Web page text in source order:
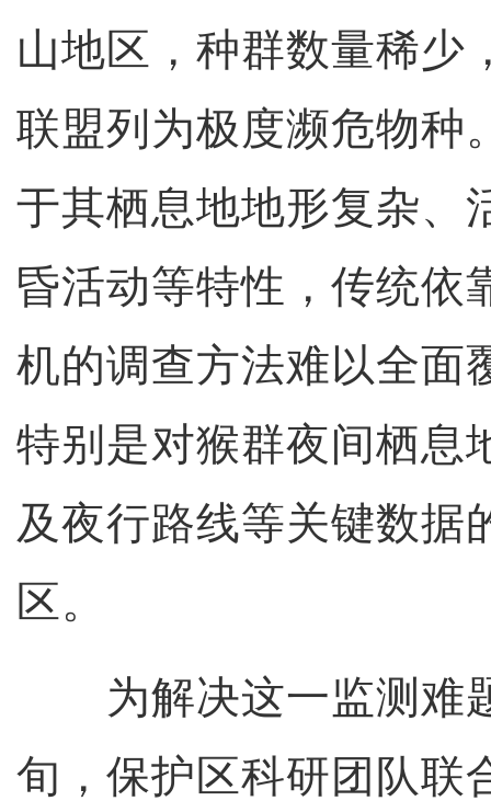
山地区，种群数量稀少
联盟列为极度濒危物种
于其栖息地地形复杂、
昏活动等特性，传统依
机的调查方法难以全面
特别是对猴群夜间栖息
及夜行路线等关键数据
区。
为解决这一监测难
旬，保护区科研团队联